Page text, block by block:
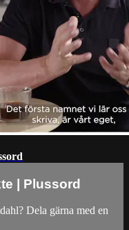
| Plussord
Dela gärna med en